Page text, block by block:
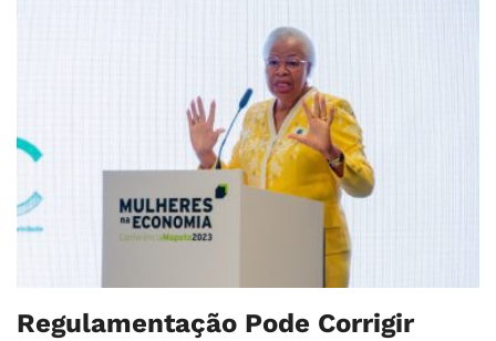
Regulamentação Pode Corrigir